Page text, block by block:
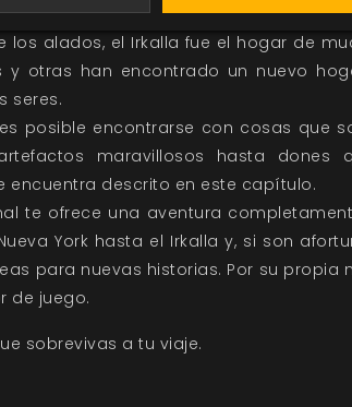
los alados, el Irkalla fue el hogar de
otras han encontrado un nuevo
seres.
es posible encontrarse con cosas que
maravillosos hasta dones
encuentra descrito en este capítulo.
te ofrece una aventura
York hasta el Irkalla y, si son
para nuevas historias. Por su propia
de juego.
sobrevivas a tu viaje.